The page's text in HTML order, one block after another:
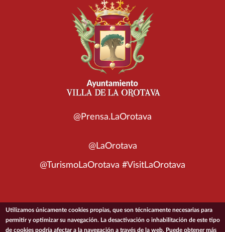
@Prensa.LaOrotava
@LaOrotava
@TurismoLaOrotava #VisitLaOrotava
© 2026 Ayuntamiento de la Villa de La Orotava
Utilizamos únicamente cookies propias, que son técnicamente necesarias para
permitir y optimizar su navegación. La desactivación o inhabilitación de este tipo
de cookies podría afectar a la navegación a través de la web. Puede obtener más